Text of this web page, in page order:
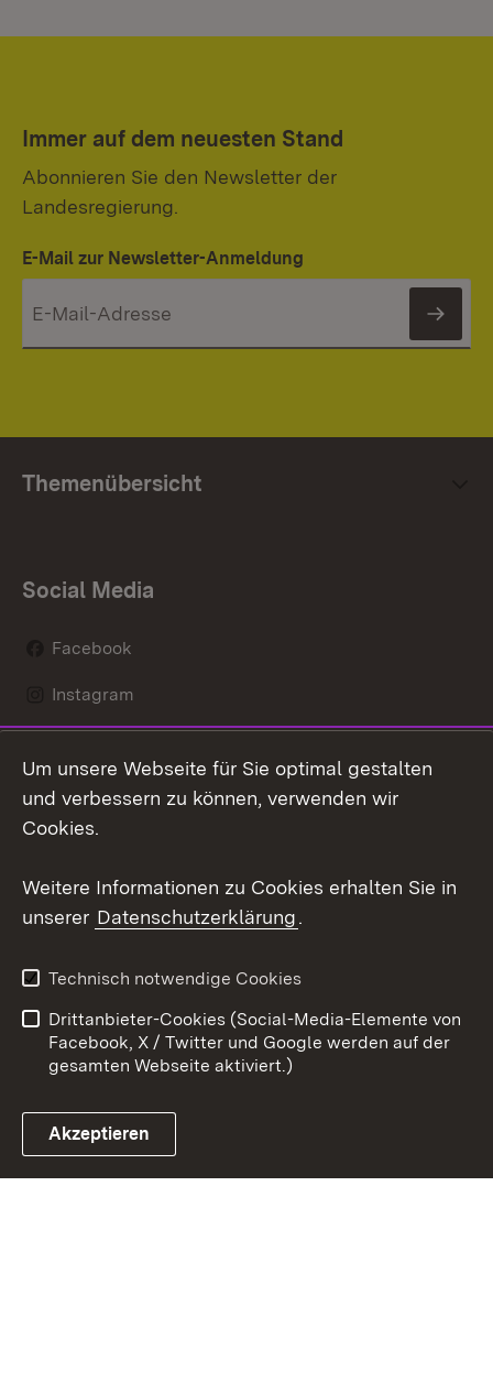
Immer auf dem neuesten Stand
Abonnieren Sie den Newsletter der
Landesregierung.
E-Mail zur Newsletter-Anmeldung
Themenübersicht
Social Media
Facebook
Instagram
Mastodon
Youtube
Link zum Landesportal
Kontakt
Datenschutz
Barrierefreiheit
Impressum Cookies
Um unsere Webseite für Sie optimal gestalten
und verbessern zu können, verwenden wir
Cookies.
Weitere Informationen zu Cookies erhalten Sie in
unserer Datenschutzerklärung.
Technisch notwendige Cookies
Drittanbieter-Cookies (Social-Media-Elemente von
Facebook, X / Twitter und Google werden auf der
gesamten Webseite aktiviert.)
Akzeptieren